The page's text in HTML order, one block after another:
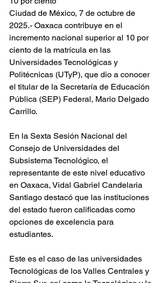
Ciudad de México, 7 de octubre de
2025.- Oaxaca contribuye en el
incremento nacional superior al 10 por
ciento de la matrícula en las
Universidades Tecnológicas y
Politécnicas (UTyP), que dio a conocer
el titular de la Secretaría de Educación
Pública (SEP) Federal, Mario Delgado
Carrillo.
En la Sexta Sesión Nacional del
Consejo de Universidades del
Subsistema Tecnológico, el
representante de este nivel educativo
en Oaxaca, Vidal Gabriel Candelaria
Santiago destacó que las instituciones
del estado fueron calificadas como
opciones de excelencia para
estudiantes.
Este es el caso de las universidades
Tecnológicas de los Valles Centrales y